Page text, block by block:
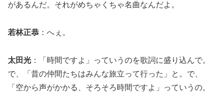
があるんだ。それがめちゃくちゃ名曲なんだよ。
若林正恭 ：へぇ。
太田光 ：「時間ですよ」っていうのを歌詞に盛り込んで。
で、「昔の仲間たちはみんな旅立って行った」と。で、
「空から声がかかる、そろそろ時間ですよ」っていうの。